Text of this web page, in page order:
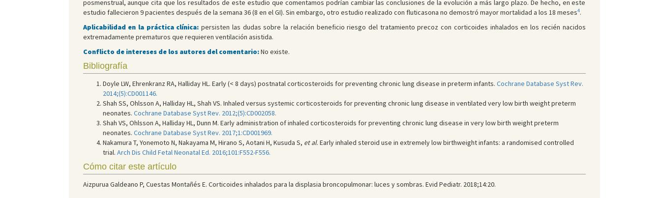
posmenstrual, aunque cita que los resultados de este estudio que comentamos podrían cambiar las conclusiones de la evolución a más largo plazo. De hecho, en este
estudio fallecieron 9 pacientes después de la semana 36 (8 en el GI). Sin embargo, otro estudio realizado con fluticasona no demostró mayor mortalidad a los 18 meses4.
Aplicabilidad en la práctica clínica: persisten las dudas sobre la relación beneficio riesgo del tratamiento precoz con corticoides inhalados en los recién nacidos
extremadamente prematuros que requieren ventilación asistida.
Conflicto de intereses de los autores del comentario:No existe.
Bibliografía
Doyle LW, Ehrenkranz RA, Halliday HL. Early (< 8 days) postnatal corticosteroids for preventing chronic lung disease in preterm infants. Cochrane Database Syst Rev.
2014;(5):CD001146.
Shah SS, Ohlsson A, Halliday HL, Shah VS. Inhaled versus systemic corticosteroids for preventing chronic lung disease in ventilated very low birth weight preterm
neonates. Cochrane Database Syst Rev. 2012;(5):CD002058.
Shah VS, Ohlsson A, Halliday HL, Dunn M. Early administration of inhaled corticosteroids for preventing chronic lung disease in very low birth weight preterm
neonates. Cochrane Database Syst Rev. 2017;1:CD001969.
Nakamura T, Yonemoto N, Nakayama M, Hirano S, Aotani H, Kusuda S, et al. Early inhaled steroid use in extremely low birthweight infants: a randomised controlled
trial. Arch Dis Child Fetal Neonatal Ed. 2016;101:F552-F556.
Cómo citar este artículo
Aizpurua Galdeano P, Cuestas Montañés E. Corticoides inhalados para la displasia broncopulmonar: luces y sombras. Evid Pediatr. 2018;14:20.